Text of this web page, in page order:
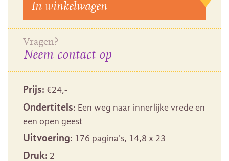
In winkelwagen
Vragen?
Neem contact op
Prijs: €24,-
Ondertitels: Een weg naar innerlijke vrede en
een open geest
Uitvoering: 176 pagina's, 14,8 x 23
Druk: 2